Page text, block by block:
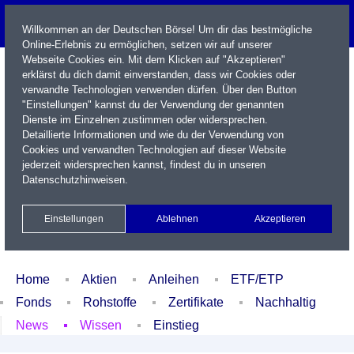
Name / WKN / ISIN / Kürzel
Xetra Realtime
Watchlist Portfolio Login
Home Aktien Anleihen
ETF/ETP
Fonds
Rohstoffe Zertifikate
Nachhaltig
News
Wissen Einstieg
Willkommen an der Deutschen Börse! Um dir das bestmögliche
Online-Erlebnis zu ermöglichen, setzen wir auf unserer
Webseite Cookies ein. Mit dem Klicken auf "Akzeptieren"
erklärst du dich damit einverstanden, dass wir Cookies oder
verwandte Technologien verwenden dürfen. Über den Button
"Einstellungen" kannst du der Verwendung der genannten
Dienste im Einzelnen zustimmen oder widersprechen.
Detaillierte Informationen und wie du der Verwendung von
Cookies und verwandten Technologien auf dieser Website
jederzeit widersprechen kannst, findest du in unseren
Datenschutzhinweisen.
Einstellungen Ablehnen Akzeptieren